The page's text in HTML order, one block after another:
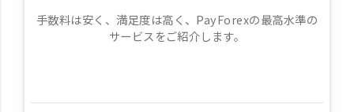
手数料は安く、満足度は高く、PayForexの最高水準の
サービスをご紹介します。